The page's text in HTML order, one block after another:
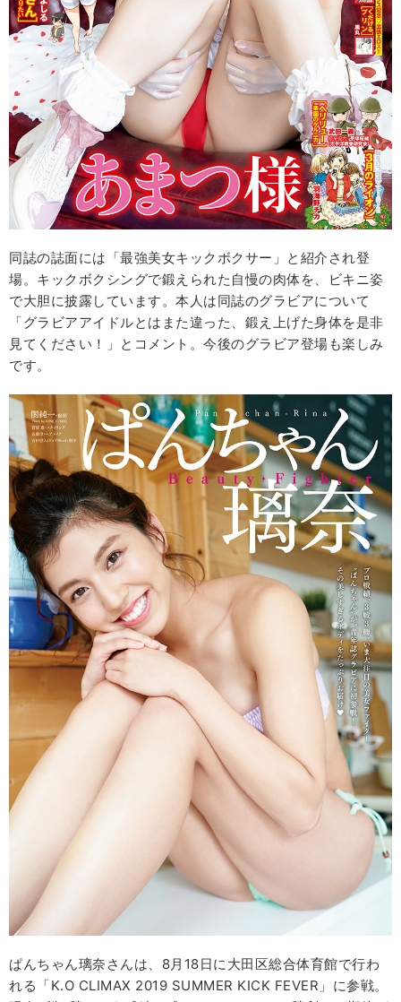
同誌の誌面には「最強美女キックボクサー」と紹介され登
場。キックボクシングで鍛えられた自慢の肉体を、ビキニ姿
で大胆に披露しています。本人は同誌のグラビアについて
「グラビアアイドルとはまた違った、鍛え上げた身体を是非
見てください！」とコメント。今後のグラビア登場も楽しみ
です。
ぱんちゃん璃奈さんは、8月18日に大田区総合体育館で行わ
れる「K.O CLIMAX 2019 SUMMER KICK FEVER」に参戦。